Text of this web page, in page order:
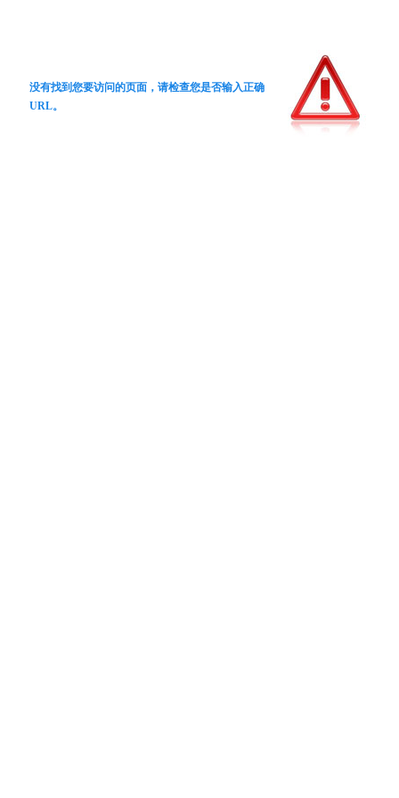
没有找到您要访问的页面，请检查您是否输入正确
URL。